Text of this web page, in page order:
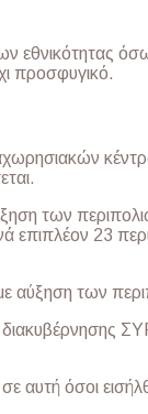
εθνικότητας
προσφυγικό.
των
επιπλέον 23
αύξηση των
αυτή όσοι